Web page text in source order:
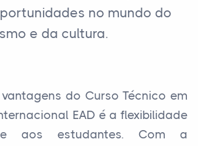
no mundo do
e da cultura.
do Curso Técnico em
EAD é a flexibilidade
aos estudantes. Com a